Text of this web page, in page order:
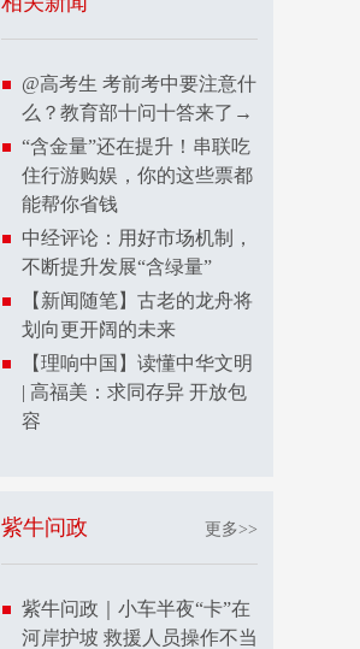
@高考生 考前考中要注意什
么？教育部十问十答来了→
“含金量”还在提升！串联吃
住行游购娱，你的这些票都
能帮你省钱
中经评论：用好市场机制，
不断提升发展“含绿量”
【新闻随笔】古老的龙舟将
划向更开阔的未来
【理响中国】读懂中华文明
| 高福美：求同存异 开放包
容
紫牛问政 更多>>
紫牛问政｜小车半夜“卡”在
河岸护坡 救援人员操作不当